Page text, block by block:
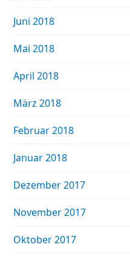
Juni 2018
Mai 2018
April 2018
März 2018
Februar 2018
Januar 2018
Dezember 2017
November 2017
Oktober 2017